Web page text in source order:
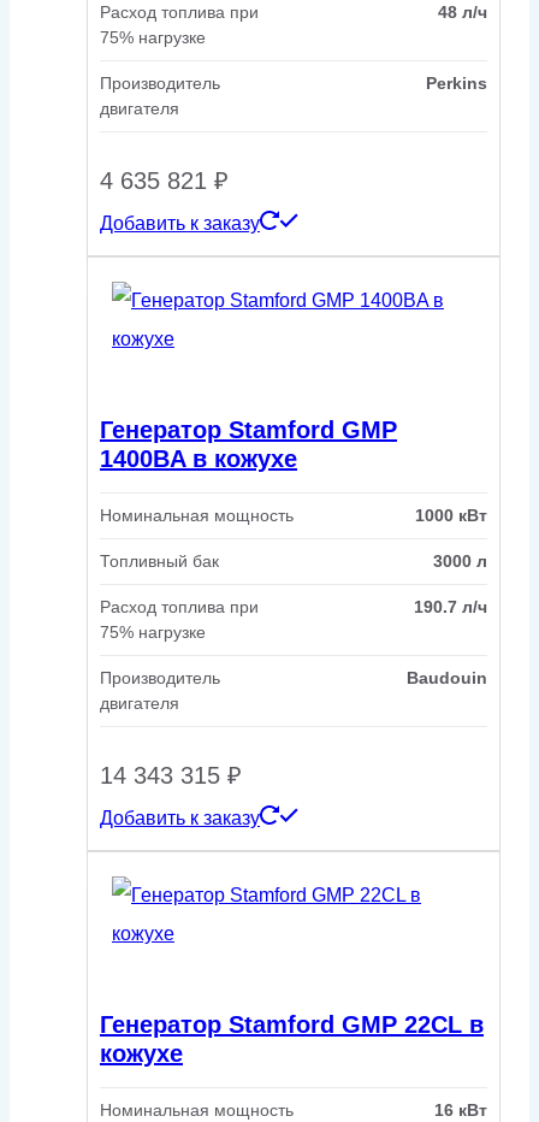
Расход топлива при
75% нагрузке
48 л/ч
Производитель
двигателя
Perkins
4 635 821 ₽
Добавить к заказу
Генератор Stamford GMP
1400BA в кожухе
Номинальная мощность 1000 кВт
Топливный бак 3000 л
Расход топлива при
75% нагрузке
190.7 л/ч
Производитель
двигателя
Baudouin
14 343 315 ₽
Добавить к заказу
Генератор Stamford GMP 22CL в
кожухе
Номинальная мощность 16 кВт